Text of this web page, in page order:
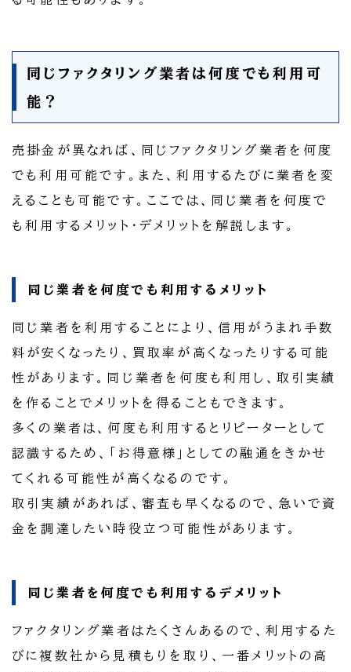
同じファクタリング業者は何度でも利用可
能？
売掛金が異なれば、同じファクタリング業者を何度
でも利用可能です。また、利用するたびに業者を変
えることも可能です。ここでは、同じ業者を何度で
も利用するメリット・デメリットを解説します。
同じ業者を何度でも利用するメリット
同じ業者を利用することにより、信用がうまれ手数
料が安くなったり、買取率が高くなったりする可能
性があります。同じ業者を何度も利用し、取引実績
を作ることでメリットを得ることもできます。
多くの業者は、何度も利用するとリピーターとして
認識するため、「お得意様」としての融通をきかせ
てくれる可能性が高くなるのです。
取引実績があれば、審査も早くなるので、急いで資
金を調達したい時役立つ可能性があります。
同じ業者を何度でも利用するデメリット
ファクタリング業者はたくさんあるので、利用するた
びに複数社から見積もりを取り、一番メリットの高